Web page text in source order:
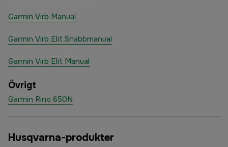
Garmin Virb Manual
Garmin Virb Elit Snabbmanual
Garmin Virb Elit Manual
Övrigt
Garmin Rino 650N
Husqvarna-produkter